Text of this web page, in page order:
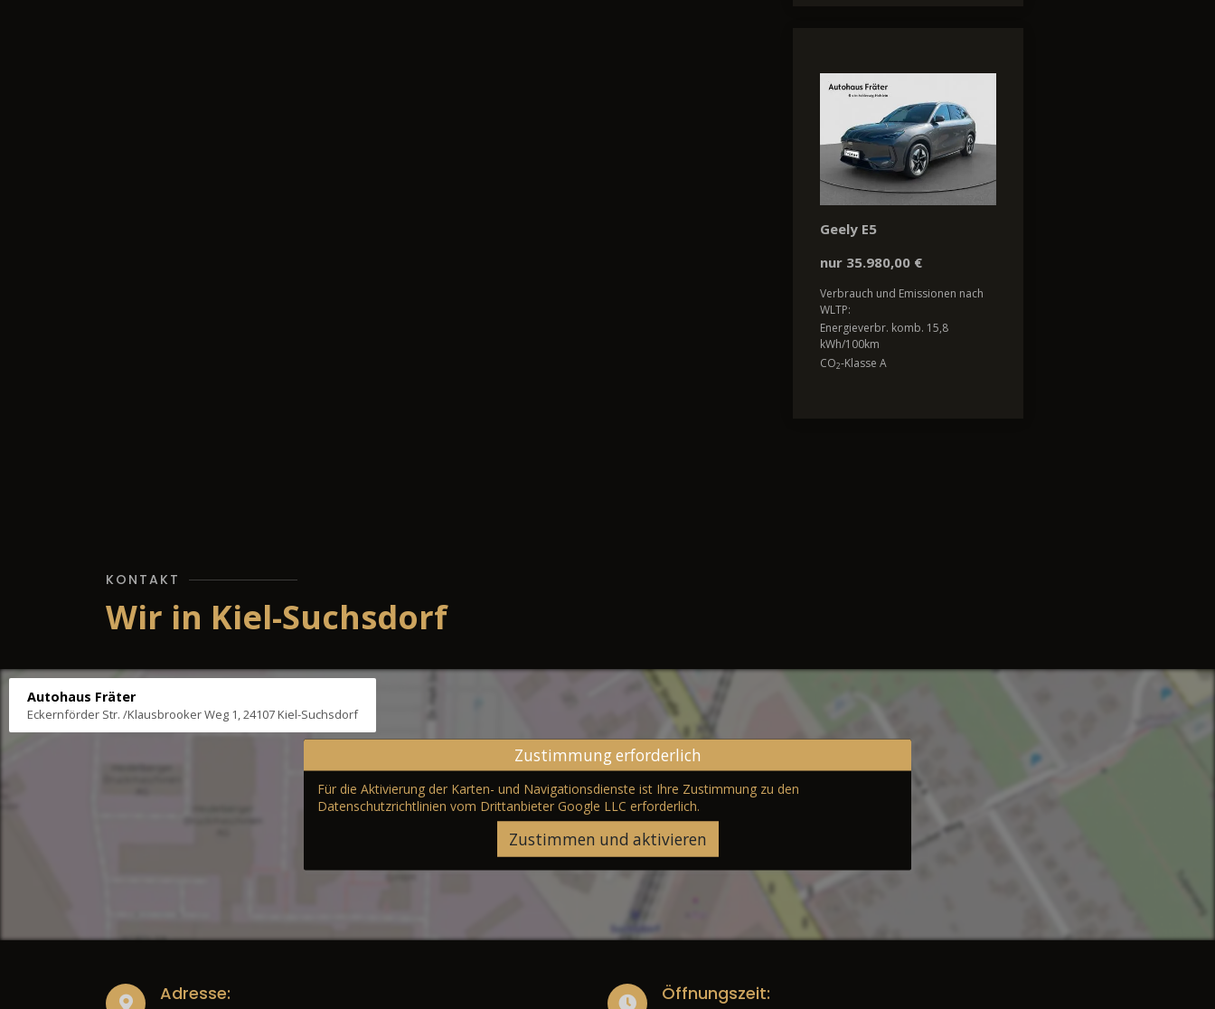
Geely E5
nur 35.980,00 €
Verbrauch und Emissionen nach
WLTP:
Energieverbr. komb. 15,8
kWh/100km
CO2-Klasse A
KONTAKT
Wir in Kiel-Suchsdorf
Autohaus Fräter
Eckernförder Str. /Klausbrooker Weg 1, 24107 Kiel-Suchsdorf
Zustimmung erforderlich
Für die Aktivierung der Karten- und Navigationsdienste ist Ihre Zustimmung zu den
Datenschutzrichtlinien vom Drittanbieter Google LLC erforderlich.
Zustimmen und aktivieren
Adresse: Öffnungszeit: